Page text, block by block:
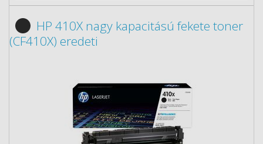
HP 410X nagy kapacitású fekete toner
(CF410X) eredeti